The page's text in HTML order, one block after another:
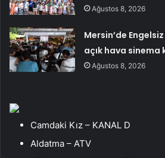
Ağustos 8, 2026
Mersin’de
açık hava sinema
Ağustos 8, 2026
Camdaki Kız – KANAL D
Aldatma – ATV